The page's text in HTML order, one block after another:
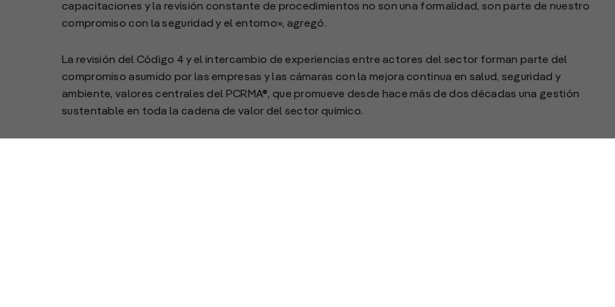
capacitaciones y la revisión constante de procedimientos no son una formalidad, son parte de nuestro
compromiso con la seguridad y el entorno», agregó.
La revisión del Código 4 y el intercambio de experiencias entre actores del sector forman parte del
compromiso asumido por las empresas y las cámaras con la mejora continua en salud, seguridad y
ambiente, valores centrales del PCRMA®, que promueve desde hace más de dos décadas una gestión
sustentable en toda la cadena de valor del sector químico.